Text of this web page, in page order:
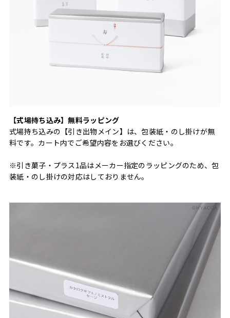
【式場持ち込み】無料ラッピング
式場持ち込みの【引き出物メイン】は、包装紙・のし掛けが無
料です。カート内でご希望内容をお選びください。
※引き菓子・プラス1品はメーカー指定のラッピングのため、包
装紙・のし掛けの対応はしておりません。